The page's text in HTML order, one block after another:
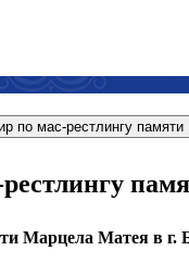
по мас-рестлингу
Марцела Матея в г.